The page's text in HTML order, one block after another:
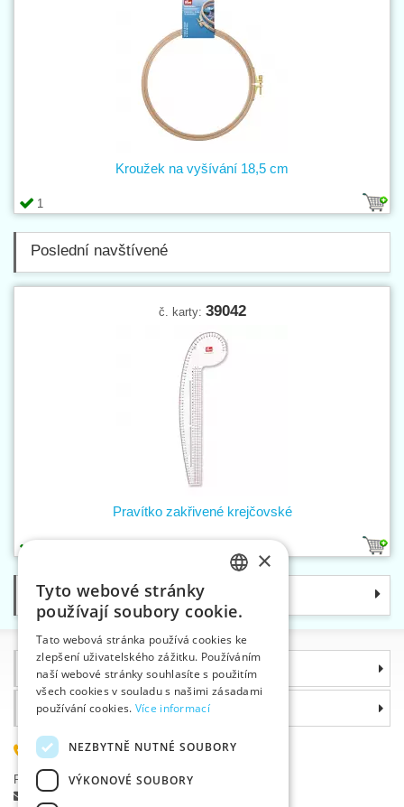
1
Kroužek na vyšívání 18,5 cm
Poslední navštívené
č. karty: 39042
Pravítko zakřivené krejčovské
Kategorie
Informace
Proč si zvolit právě nás
585 051 217
Plzeňská 868, 783 91 Uničov, Česká republika
Položit dotaz
ENGLISH
GERMAN
×
Tyto webové stránky
používají soubory cookie.
Tato webová stránka používá cookies ke
zlepšení uživatelského zážitku. Používáním
naší webové stránky souhlasíte s použitím
všech cookies v souladu s našimi zásadami
používání cookies. Více informací
NEZBYTNĚ NUTNÉ SOUBORY
VÝKONOVÉ SOUBORY